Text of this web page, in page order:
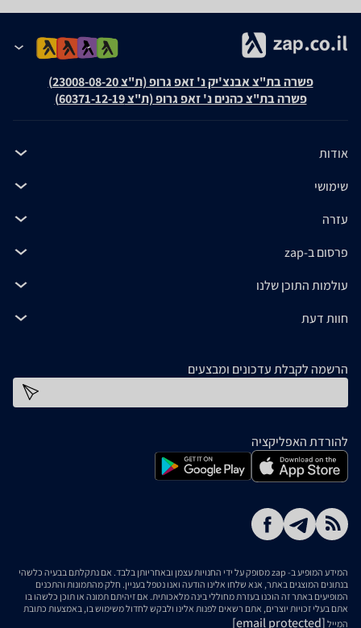
פשרה בת"צ אבנצ'יק נ' זאפ גרופ (ת"צ 23008-08-20)
פשרה בת"צ כהנים נ' זאפ גרופ (ת"צ 60371-12-19)
אודות
שימושי
עזרה
פרסום ב-zap
עולמות התוכן שלנו
חוות דעת
הרשמה לקבלת עדכונים ומבצעים
להורדת האפליקציה
המידע המופיע ב- zap מסופק על ידי החנויות עצמן ובאחריותן בלבד. אם נתקלתם בבעיה כלשהי
בנתונים המוצגים באתר, אנא שלחו אלינו הודעה ואנו נטפל בעניין. חלק מהתמונות והתכנים
המופיעים באתר זה הוכנו בעזרת מחוללי בינה מלאכותית. אם זיהיתם תמונה או תוכן כלשהו בו
אתם בעלי זכויות יוצרים, אתם רשאים לפנות אלינו ולבקש לחדול משימוש בו, באמצעות כתובת
המייל [email protected]